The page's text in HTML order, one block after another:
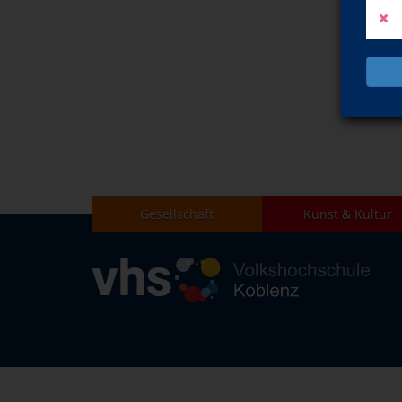
Gesellschaft Kunst & Kultur